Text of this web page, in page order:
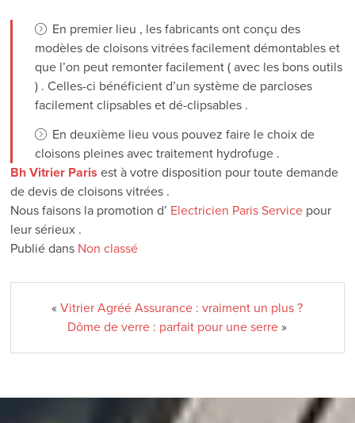
En premier lieu , les fabricants ont conçu des
modèles de cloisons vitrées facilement démontables et
que l’on peut remonter facilement ( avec les bons outils
) . Celles-ci bénéficient d’un système de parcloses
facilement clipsables et dé-clipsables .
En deuxième lieu vous pouvez faire le choix de
cloisons pleines avec traitement hydrofuge .
Bh Vitrier Paris est à votre disposition pour toute demande
de devis de cloisons vitrées .
Nous faisons la promotion d’ Electricien Paris Service pour
leur sérieux .
Publié dans Non classé
«Vitrier Agréé Assurance : vraiment un plus ?
Dôme de verre : parfait pour une serre »